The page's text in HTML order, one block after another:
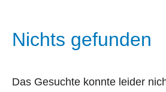
Nichts gefunden
Das Gesuchte konnte leider